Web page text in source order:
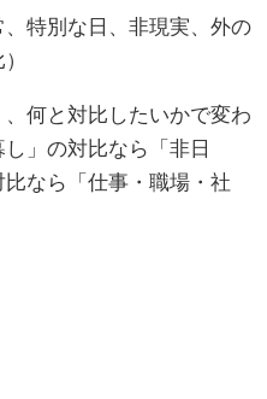
、特別な日、非現実、外の
何と対比したいかで変わ
」の対比なら「非日
なら「仕事・職場・社